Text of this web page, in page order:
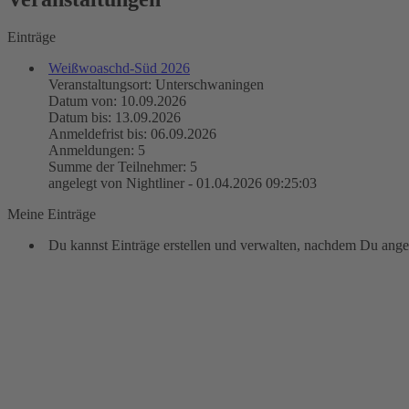
Einträge
Weißwoaschd-Süd 2026
Veranstaltungsort: Unterschwaningen
Datum von: 10.09.2026
Datum bis: 13.09.2026
Anmeldefrist bis: 06.09.2026
Anmeldungen: 5
Summe der Teilnehmer: 5
angelegt von Nightliner - 01.04.2026 09:25:03
Meine Einträge
Du kannst Einträge erstellen und verwalten, nachdem Du